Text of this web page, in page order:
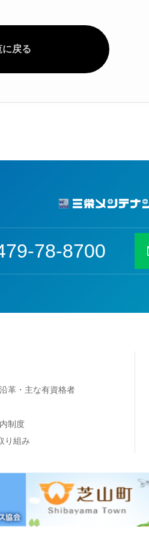
に戻る
78-8700
革・主な有資格者
制度
り組み